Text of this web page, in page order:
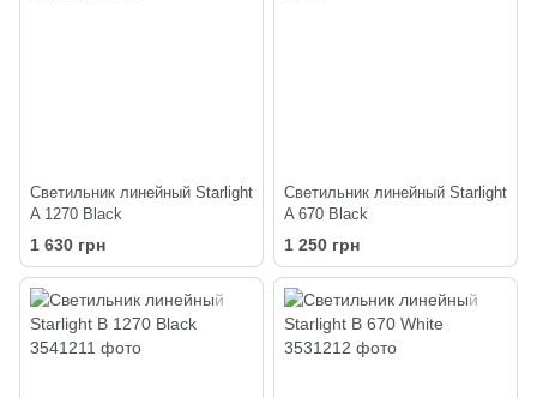
Светильник линейный Starlight
A 1270 Black
1 630 грн
Светильник линейный Starlight
A 670 Black
1 250 грн